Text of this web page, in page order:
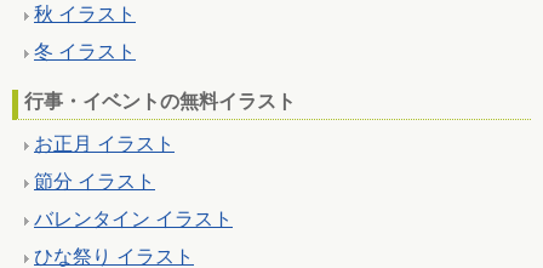
秋 イラスト
冬 イラスト
行事・イベントの無料イラスト
お正月 イラスト
節分 イラスト
バレンタイン イラスト
ひな祭り イラスト